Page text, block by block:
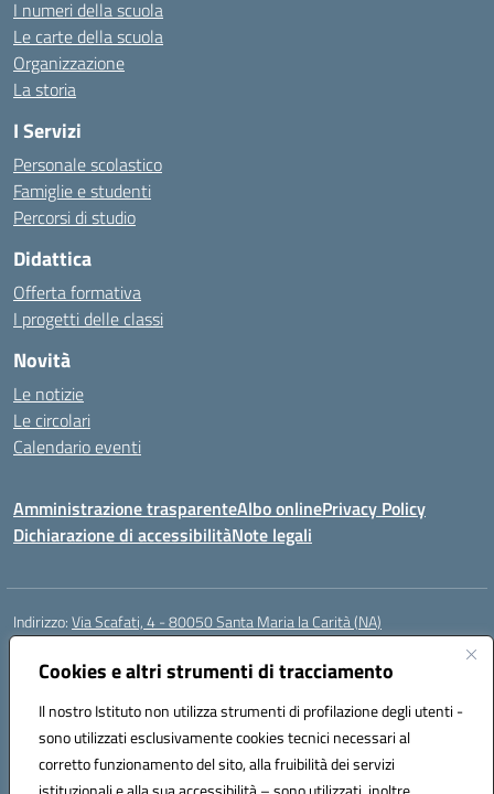
Cookies e altri strumenti di tracciamento
Il nostro Istituto non utilizza strumenti di profilazione degli utenti -
sono utilizzati esclusivamente cookies tecnici necessari al
corretto funzionamento del sito, alla fruibilità dei servizi
I numeri della scuola
Le carte della scuola
Organizzazione
La storia
I Servizi
Personale scolastico
Famiglie e studenti
Percorsi di studio
Didattica
Offerta formativa
I progetti delle classi
Novità
Le notizie
Le circolari
Calendario eventi
Amministrazione trasparenteAlbo onlinePrivacy Policy
Dichiarazione di accessibilitàNote legali
Indirizzo:Via Scafati, 4 - 80050 Santa Maria la Carità (NA)
Centralino:
Posta elettronica certificata (PEC):NAEE21900T@pec.istruzione.it
Codice fiscale: 90016250632
Codice meccanografico:NAEE21900T
Codice Indice delle Pubbliche Amministrazioni (IPA): istsc_naee21900t
Codice unico di fatturazione (CUF): UFZ0X6